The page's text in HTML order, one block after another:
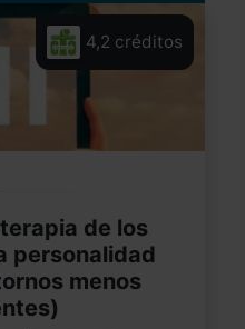
4,2 créditos
de los
personalidad
menos